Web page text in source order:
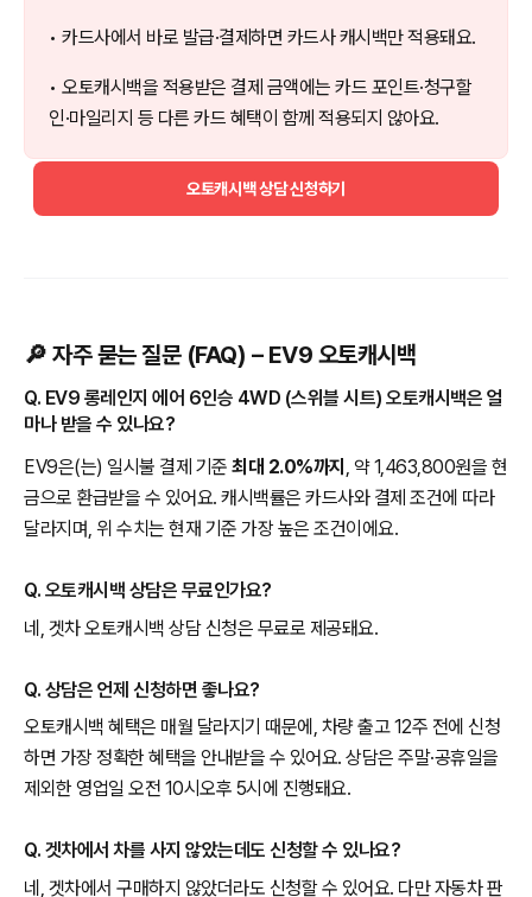
• 카드사에서 바로 발급·결제하면 카드사 캐시백만 적용돼요.
• 오토캐시백을 적용받은 결제 금액에는 카드 포인트·청구할
인·마일리지 등 다른 카드 혜택이 함께 적용되지 않아요.
오토캐시백 상담 신청하기
🔎 자주 묻는 질문 (FAQ) – EV9 오토캐시백
Q. EV9 롱레인지 에어 6인승 4WD (스위블 시트) 오토캐시백은 얼
마나 받을 수 있나요?
EV9은(는) 일시불 결제 기준 최대 2.0%까지 , 약 1,463,800원을 현
금으로 환급받을 수 있어요. 캐시백률은 카드사와 결제 조건에 따라
달라지며, 위 수치는 현재 기준 가장 높은 조건이에요.
Q. 오토캐시백 상담은 무료인가요?
네, 겟차 오토캐시백 상담 신청은 무료로 제공돼요.
Q. 상담은 언제 신청하면 좋나요?
오토캐시백 혜택은 매월 달라지기 때문에, 차량 출고 12주 전에 신청
하면 가장 정확한 혜택을 안내받을 수 있어요. 상담은 주말·공휴일을
제외한 영업일 오전 10시오후 5시에 진행돼요.
Q. 겟차에서 차를 사지 않았는데도 신청할 수 있나요?
네, 겟차에서 구매하지 않았더라도 신청할 수 있어요. 다만 자동차 판